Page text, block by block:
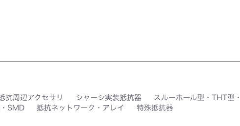
抗周辺アクセサリ シャーシ実装抵抗器
スルーホール型・THT型
SMD
抵抗ネットワーク・アレイ 特殊抵抗器